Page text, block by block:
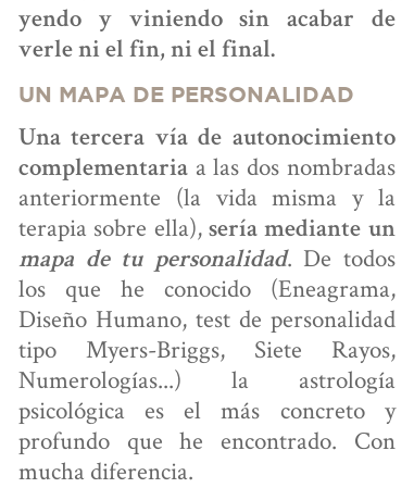
yendo y viniendo sin acabar de
verle ni el fin, ni el final.
UN MAPA DE PERSONALIDAD
Una tercera vía de autonocimiento
complementaria a las dos nombradas
anteriormente (la vida misma y la
terapia sobre ella),sería mediante un
mapa de tu personalidad. De todos
los que he conocido (Eneagrama,
Diseño Humano, test de personalidad
tipo Myers-Briggs, Siete Rayos,
Numerologías...) la astrología
psicológica es el más concreto y
profundo que he encontrado. Con
mucha diferencia.